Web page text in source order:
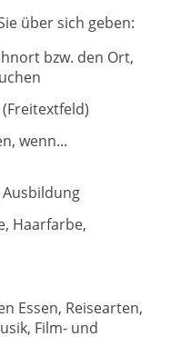
über sich geben:
bzw. den Ort,
wenn...
Haarfarbe,
Essen, Reisearten,
Film- und